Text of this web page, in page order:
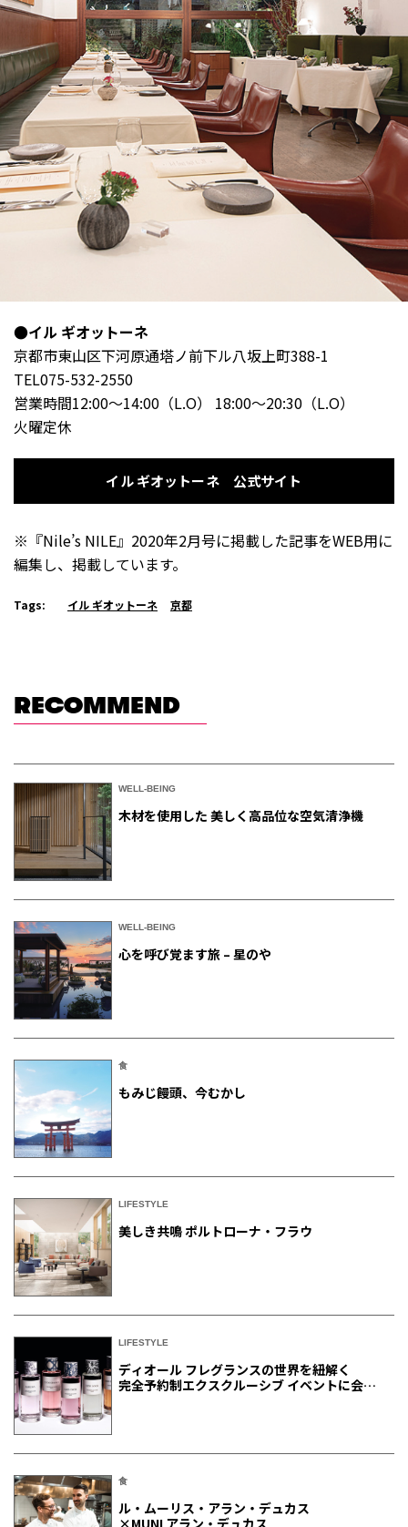
●イル ギオットーネ
京都市東山区下河原通塔ノ前下ル八坂上町388-1
TEL075-532-2550
営業時間12:00～14:00（L.O） 18:00～20:30（L.O）
火曜定休
イル ギオットーネ 公式サイト
※『Nile’s NILE』2020年2月号に掲載した記事をWEB用に
編集し、掲載しています。
Tags: イル ギオットーネ 京都
RECOMMEND
WELL-BEING
木材を使用した 美しく高品位な空気清浄機
WELL-BEING
心を呼び覚ます旅 – 星のや
食
もみじ饅頭、今むかし
LIFESTYLE
美しき共鳴 ポルトローナ・フラウ
LIFESTYLE
ディオール フレグランスの世界を紐解く
完全予約制エクスクルーシブ イベントに会員
食
ル・ムーリス・アラン・デュカス